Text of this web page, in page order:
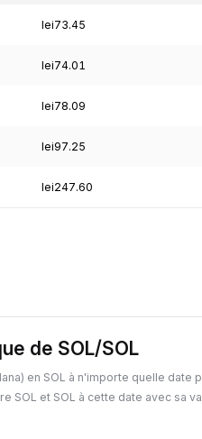
lei73.45
lei74.01
lei78.09
lei97.25
lei247.60
de SOL/SOL
en SOL à n'importe quelle date
SOL et SOL à cette date avec sa